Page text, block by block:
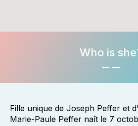
Who is
Fille unique de Joseph Peffer et
Marie-Paule Peffer naît le 7